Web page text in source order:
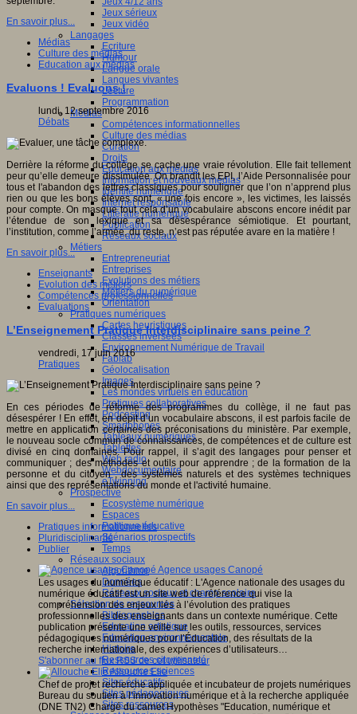
Jeux sérieux
Jeux vidéo
Langages
Ecriture
Humour
Langue orale
Langues vivantes
Lecture
Programmation
Médias
Compétences informationnelles
Culture des médias
Curation
Droits
Education aux médias
Information et nouveaux médias
Identité numérique
Internet responsable
Littératie numérique
Publication
Réseaux sociaux
Métiers
Entrepreneuriat
Entreprises
Evolutions des métiers
Métiers du numérique
Orientation
Pratiques numériques
Cartes heuristiques
Classes inversées
Environnement Numérique de Travail
Fablab
Géolocalisation
Images
Les mondes virtuels en éducation
Pratiques collaboratives
Podcasting
Smartphones
Tableaux numériques
Tablettes
Web radio
Webdocumentaire
eTwinning
Prospective
Ecosystème numérique
Espaces
Politique éducative
Scénarios prospectifs
Temps
Réseaux sociaux
Algorithme
Données
Réseaux sociaux et champ scolaire
Sélection de ressources
Bibliographies
Education artistique
Education environnementale
Histoire
Ressources citoyenneté
Ressources sciences
Sites éducatifs
Sites pédagogiques
Sites ressources
En savoir plus...
Médias
Culture des médias
Education aux médias
Evaluons ! Evaluons !
lundi, 12 septembre 2016
Débats
Derrière la réforme du collège se cache une vraie révolution. Elle fait tellement
peur qu’elle demeure dissimulée. On brandit les EPI, l’Aide Personnalisée pour
tous et l'abandon des lettres classiques pour souligner que l’on n’apprend plus
rien ou que les bons élèves sont, « une fois encore », les victimes, les laissés
pour compte. On masque tout cela d’un vocabulaire abscons encore inédit par
l’étendue de son lexique et sa désespérance sémiotique. Et pourtant,
l’institution, comme l’armée, du reste, n’est pas réputée avare en la matière !
En savoir plus...
Enseignants
Evolution des métiers
Compétences professionnelles
Evaluations
L’Enseignement Pratique Interdisciplinaire sans peine ?
vendredi, 17 juin 2016
Pratiques
En ces périodes de réforme des programmes du collège, il ne faut pas
désespérer ! En effet, en dépit d’un vocabulaire abscons, il est parfois facile de
mettre en application certaines des préconisations du ministère. Par exemple,
le nouveau socle commun de connaissances, de compétences et de culture est
divisé en cinq domaines. Pour rappel, il s’agit des langages pour penser et
communiquer ; des méthodes et outils pour apprendre ; de la formation de la
personne et du citoyen ; des systèmes naturels et des systèmes techniques
ainsi que des représentations du monde et l'activité humaine.
En savoir plus...
Pratiques informationnelles
Pluridisciplinarité
Publier
Agence usages Canopé
Les usages du numérique éducatif : L'Agence nationale des usages du
numérique éducatif est un site web de référence qui vise la
compréhension des enjeux liés à l’évolution des pratiques
professionnelles des enseignants dans un contexte numérique. Cette
publication présente une veille sur les outils, ressources, services
pédagogiques numériques pour l’Éducation, des résultats de la
recherche internationale, des expériences d’utilisateurs…
S'abonner au flux RSS de cet utilisateur
Allouche Elie
Chef de projet recherche appliquée et incubateur de projets numériques
Bureau du soutien à l’innovation numérique et à la recherche appliquée
(DNE TN2) Chargé du carnet Hypothèses "Education, numérique et